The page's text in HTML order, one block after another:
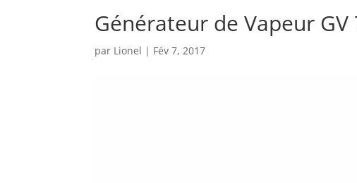
Générateur de Vapeur GV
par Lionel | Fév 7, 2017